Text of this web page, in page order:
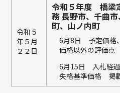
令和５
年５月
２２日
令和５年度 橋梁
務 長野市、千曲
町、山ノ内町
6月8日 予定価格
価格以外の評価
6月15日 入札経過
失格基準価格 掲